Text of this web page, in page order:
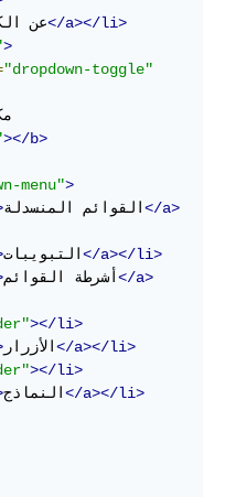
عن</a></li>
>
"dropdown-toggle"
></b>
menu">
القوائم المنسدلة</a>
التبويبات</a></li>
أشرطة القوائم</a>
></li>
الأزرار</a></li>
></li>
النماذج</a></li>